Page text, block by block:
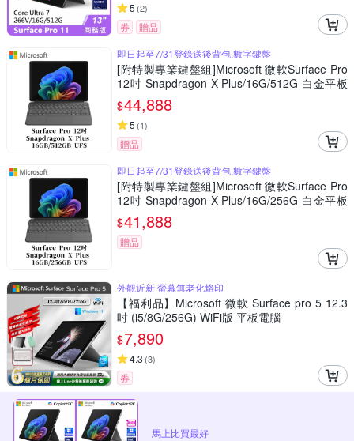
5 (2)
券
贈品
即日起至7/31登錄送後背包,數字鍵盤
[附特製專業鍵盤組]Microsoft 微軟Surface Pro
12吋 Snapdragon X Plus/16G/512G 白金平板
筆電EP2-27672(不含筆)
$44,888
5 (1)
贈品
即日起至7/31登錄送後背包,數字鍵盤
[附特製專業鍵盤組]Microsoft 微軟Surface Pro
12吋 Snapdragon X Plus/16G/256G 白金平板
筆電EP2-27656(不含筆)
$41,888
贈品
外觀近新 螢幕無老化烙印
【福利品】Microsoft 微軟 Surface pro 5 12.3
吋 (i5/8G/256G) WiFi版 平板電腦
$7,890
4.3 (3)
券
馬上比買最好